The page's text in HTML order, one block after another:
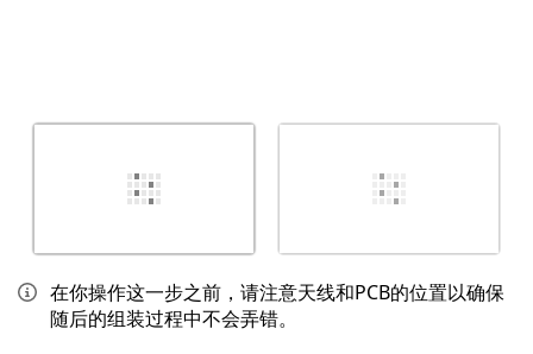
在你操作这一步之前，请注意天线和PCB的位置以确保
随后的组装过程中不会弄错。